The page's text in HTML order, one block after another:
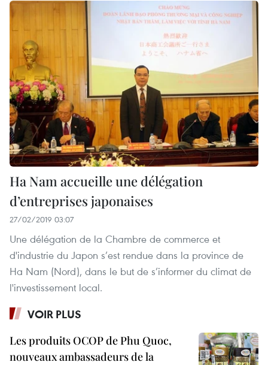
Ha Nam accueille une délégation
d’entreprises japonaises
27/02/2019 03:07
Une délégation de la Chambre de commerce et
d'industrie du Japon s’est rendue dans la province de
Ha Nam (Nord), dans le but de s’informer du climat de
l'investissement local.
VOIR PLUS
Les produits OCOP de Phu Quoc,
nouveaux ambassadeurs de la